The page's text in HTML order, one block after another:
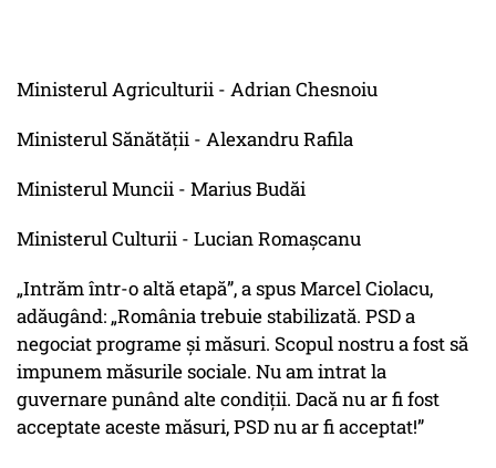
Ministerul Agriculturii - Adrian Chesnoiu
Ministerul Sănătății - Alexandru Rafila
Ministerul Muncii - Marius Budăi
Ministerul Culturii - Lucian Romașcanu
„Intrăm într-o altă etapă”, a spus Marcel Ciolacu,
adăugând: „România trebuie stabilizată. PSD a
negociat programe și măsuri. Scopul nostru a fost să
impunem măsurile sociale. Nu am intrat la
guvernare punând alte condiții. Dacă nu ar fi fost
acceptate aceste măsuri, PSD nu ar fi acceptat!”